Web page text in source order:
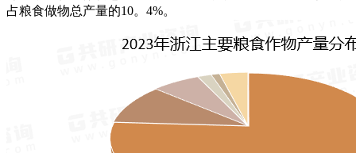
占粮食做物总产量的10。4%。